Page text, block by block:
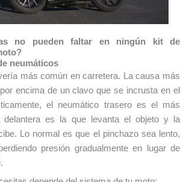
no pueden faltar en ningún kit de
neumáticos
más común en carretera. La causa más
encima de un clavo que se incrusta en el
el neumático trasero es el más
delantera es la que levanta el objeto y la
Lo normal es que el pinchazo sea lento,
presión gradualmente en lugar de